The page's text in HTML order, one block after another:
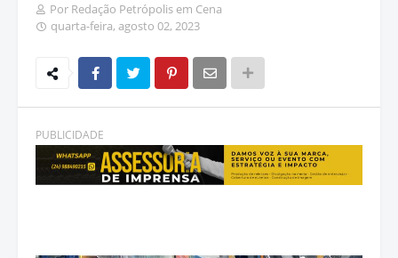
Por Redação Petrópolis em Cena
quarta-feira, agosto 02, 2023
PUBLICIDADE